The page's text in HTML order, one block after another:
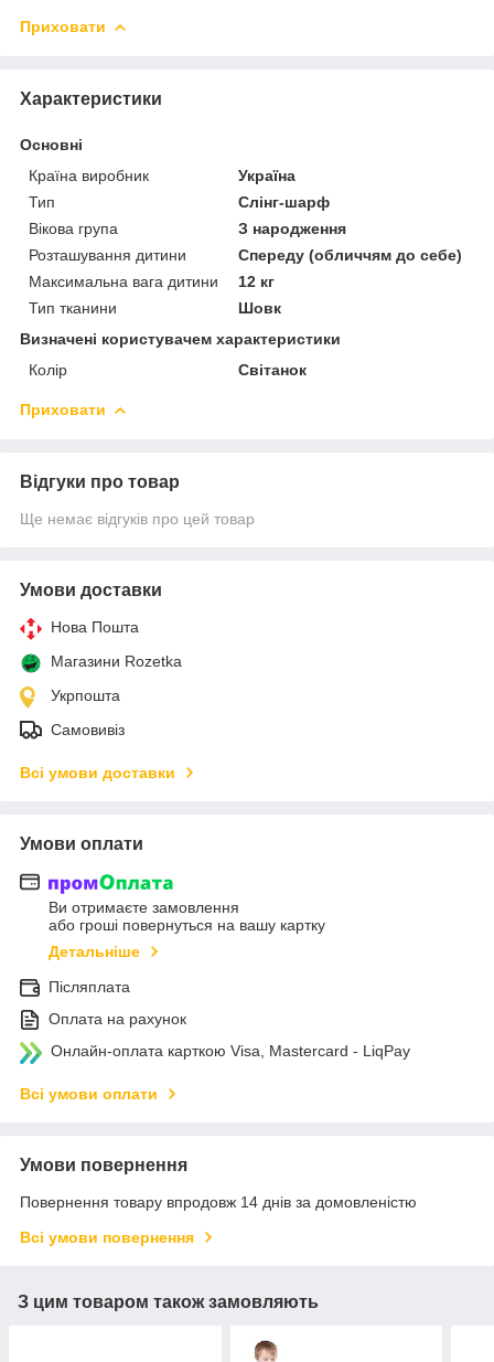
Приховати
Характеристики
Основні
Країна виробник
Україна
Тип
Слінг-шарф
Вікова група
З народження
Розташування дитини
Спереду (обличчям до себе)
Максимальна вага дитини
12 кг
Тип тканини
Шовк
Визначені користувачем характеристики
Колір
Світанок
Приховати
Відгуки про товар
Ще немає відгуків про цей товар
Умови доставки
Нова Пошта
Магазини Rozetka
Укрпошта
Самовивіз
Всі умови доставки
Умови оплати
Ви отримаєте замовлення
або гроші повернуться на вашу картку
Детальніше
Післяплата
Оплата на рахунок
Онлайн-оплата карткою Visa, Mastercard - LiqPay
Всі умови оплати
Умови повернення
Повернення товару впродовж 14 днів за домовленістю
Всі умови повернення
З цим товаром також замовляють